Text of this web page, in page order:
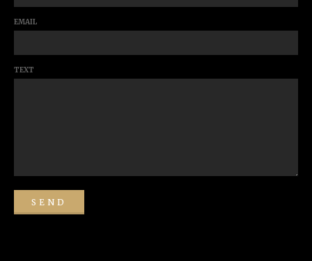
EMAIL
TEXT